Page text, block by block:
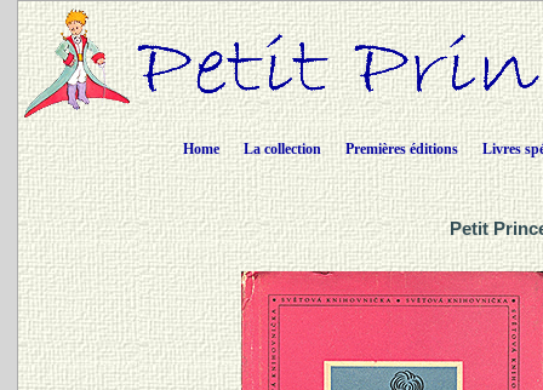
Home La collection Premières éditions Livres
Petit